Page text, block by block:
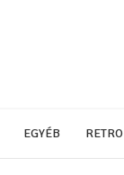
EGYÉB RETRO